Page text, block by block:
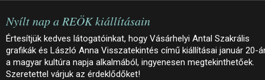
Nyílt nap a REÖK kiállításain
Értesítjük kedves látogatóinkat, hogy Vásárhelyi Antal Szakrális
grafikák és László Anna Visszatekintés című kiállításai január 20-
a magyar kultúra napja alkalmából, ingyenesen megtekinthetőek.
Szeretettel várjuk az érdeklődőket!